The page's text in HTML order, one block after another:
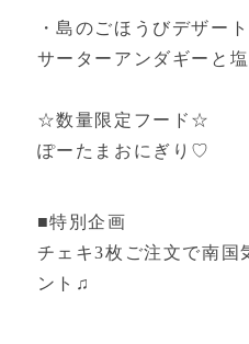
・島のごほうびデザ
サーターアンダギーと
☆数量限定フード☆
ぽーたまおにぎり♡
■特別企画
チェキ3枚ご注文で南国
ント♫